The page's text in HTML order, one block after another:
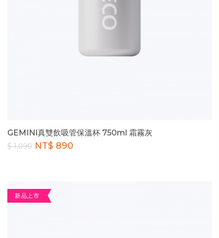
GEMINI真雙飲吸管保溫杯 750ml 霜霧灰
$ 1,090 NT$ 890
新品上市